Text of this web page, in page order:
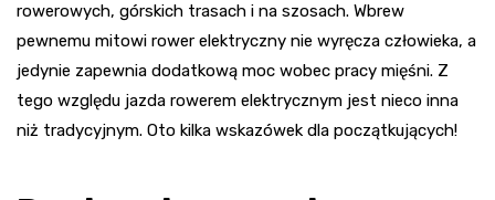
rowerowych, górskich trasach i na szosach. Wbrew
pewnemu mitowi rower elektryczny nie wyręcza człowieka, a
jedynie zapewnia dodatkową moc wobec pracy mięśni. Z
tego względu jazda rowerem elektrycznym jest nieco inna
niż tradycyjnym. Oto kilka wskazówek dla początkujących!